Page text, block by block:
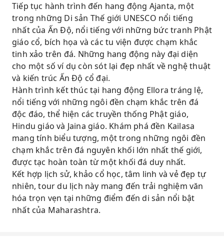
Tiếp tục hành trình đến hang động Ajanta, một
trong những Di sản Thế giới UNESCO nổi tiếng
nhất của Ấn Độ, nổi tiếng với những bức tranh Phật
giáo cổ, bích họa và các tu viện được chạm khắc
tinh xảo trên đá. Những hang động này đại diện
cho một số ví dụ còn sót lại đẹp nhất về nghệ thuật
và kiến ​​trúc Ấn Độ cổ đại.
Hành trình kết thúc tại hang động Ellora tráng lệ,
nổi tiếng với những ngôi đền chạm khắc trên đá
độc đáo, thể hiện các truyền thống Phật giáo,
Hindu giáo và Jaina giáo. Khám phá đền Kailasa
mang tính biểu tượng, một trong những ngôi đền
chạm khắc trên đá nguyên khối lớn nhất thế giới,
được tạc hoàn toàn từ một khối đá duy nhất.
Kết hợp lịch sử, khảo cổ học, tâm linh và vẻ đẹp tự
nhiên, tour du lịch này mang đến trải nghiệm văn
hóa trọn vẹn tại những điểm đến di sản nổi bật
nhất của Maharashtra.